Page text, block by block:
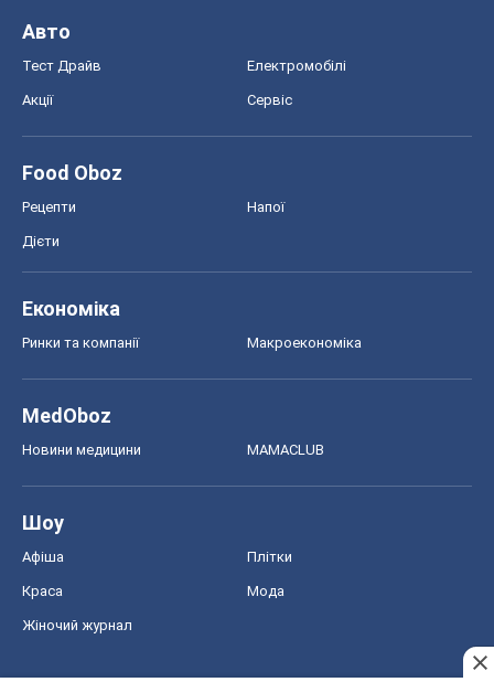
Авто
Тест Драйв Електромобілі
Акції Сервіс
Food Oboz
Рецепти Напої
Дієти
Економіка
Ринки та компанії Макроекономіка
MedOboz
Новини медицини MAMACLUB
Шоу
Афіша Плітки
Краса Мода
Жіночий журнал